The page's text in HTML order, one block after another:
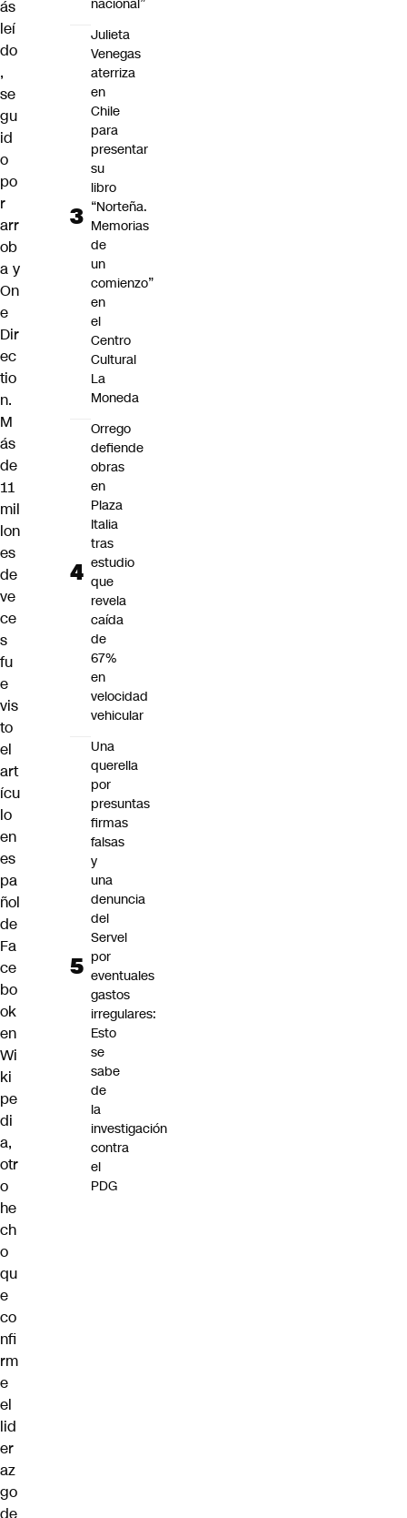
ás
leí
do
,
se
gu
id
o
po
r
arr
ob
a y
On
e
Dir
ec
tio
n.
M
ás
de
11
mil
lon
es
de
ve
ce
s
fu
e
vis
to
el
art
ícu
lo
en
es
pa
ñol
de
Fa
ce
bo
ok
en
Wi
ki
pe
di
a,
otr
o
he
ch
o
qu
e
co
nfi
rm
e
el
lid
er
az
go
de
nacional”
Julieta
Venegas
aterriza
en
Chile
para
presentar
su
libro
“Norteña.
Memorias
de
un
comienzo”
en
el
Centro
Cultural
La
Moneda
Orrego
defiende
obras
en
Plaza
Italia
tras
estudio
que
revela
caída
de
67%
en
velocidad
vehicular
Una
querella
por
presuntas
firmas
falsas
y
una
denuncia
del
Servel
por
eventuales
gastos
irregulares:
Esto
se
sabe
de
la
investigación
contra
el
PDG